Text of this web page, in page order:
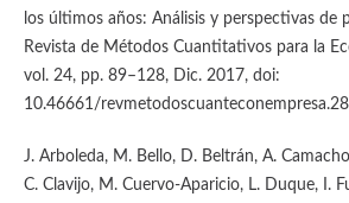
los últimos años: Análisis y perspectivas de
Revista de Métodos Cuantitativos para la
vol. 24, pp. 89–128, Dic. 2017, doi:
10.46661/
J. Arboleda, M. Bello, D. Beltrán, A.
C. Clavijo, M. Cuervo-Aparicio, L. Duque, I.